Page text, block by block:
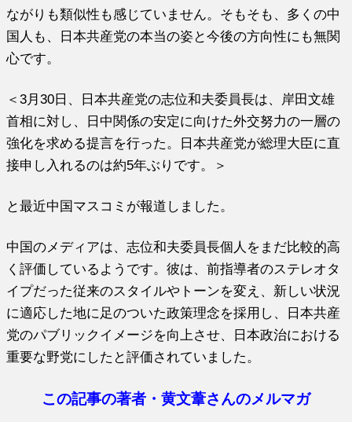
ながりも類似性も感じていません。そもそも、多くの中
国人も、
日本共産党の本当の姿と今後の方向性にも無関
心です。
＜3月30日、日本共産党の志位和夫委員長は、 岸田文雄
首相に対し、
日中関係の安定に向けた外交努力の一層の
強化を求める提言を行った。日本共産党が総理大臣に直
接申し入れるのは約5年ぶりです。
＞
と最近中国マスコミが報道しました。
中国のメディアは、志位和夫委員長個人をまだ比較的高
く評価しているようです。彼は、前指導者のステレオタ
イプだった従来のスタイルやトーンを変え、 新しい状況
に適応した地に足のついた政策理念を採用し、
日本共産
党のパブリックイメージを向上させ、
日本政治における
重要な野党にしたと評価されていました。
この記事の著者・黄文葦さんのメルマガ